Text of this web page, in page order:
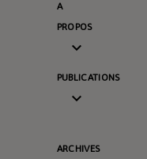
A
PROPOS

PUBLICATIONS

ARCHIVES